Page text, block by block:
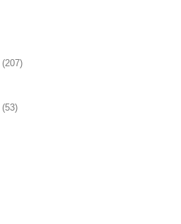
(207)
(53)